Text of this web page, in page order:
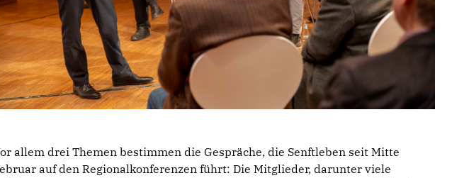
allem drei Themen bestimmen die Gespräche, die Senftleben seit Mitte
auf den Regionalkonferenzen führt: Die Mitglieder, darunter viele